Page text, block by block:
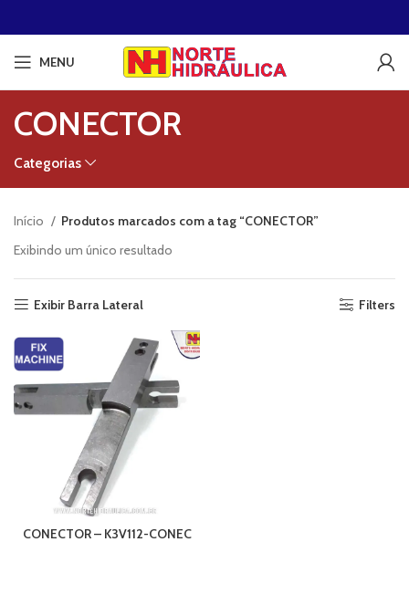
MENU
CONECTOR
Categorias
Início
Produtos marcados com a tag “CONECTOR”
Exibindo um único resultado
Exibir Barra Lateral Filters
CONECTOR – K3V112-CONEC